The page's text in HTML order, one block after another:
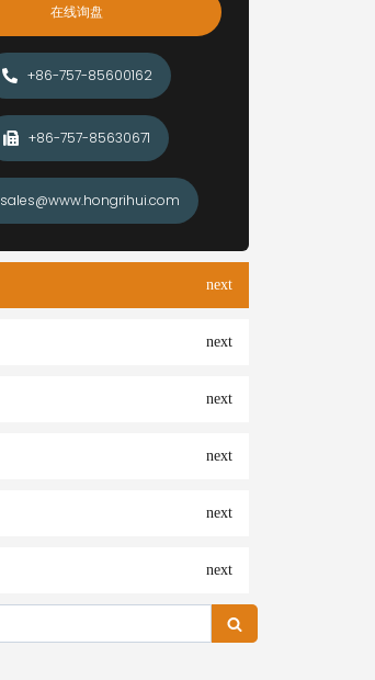
在线询盘
+86-757-85600162
+86-757-85630671
sales@www.hongrihui.com